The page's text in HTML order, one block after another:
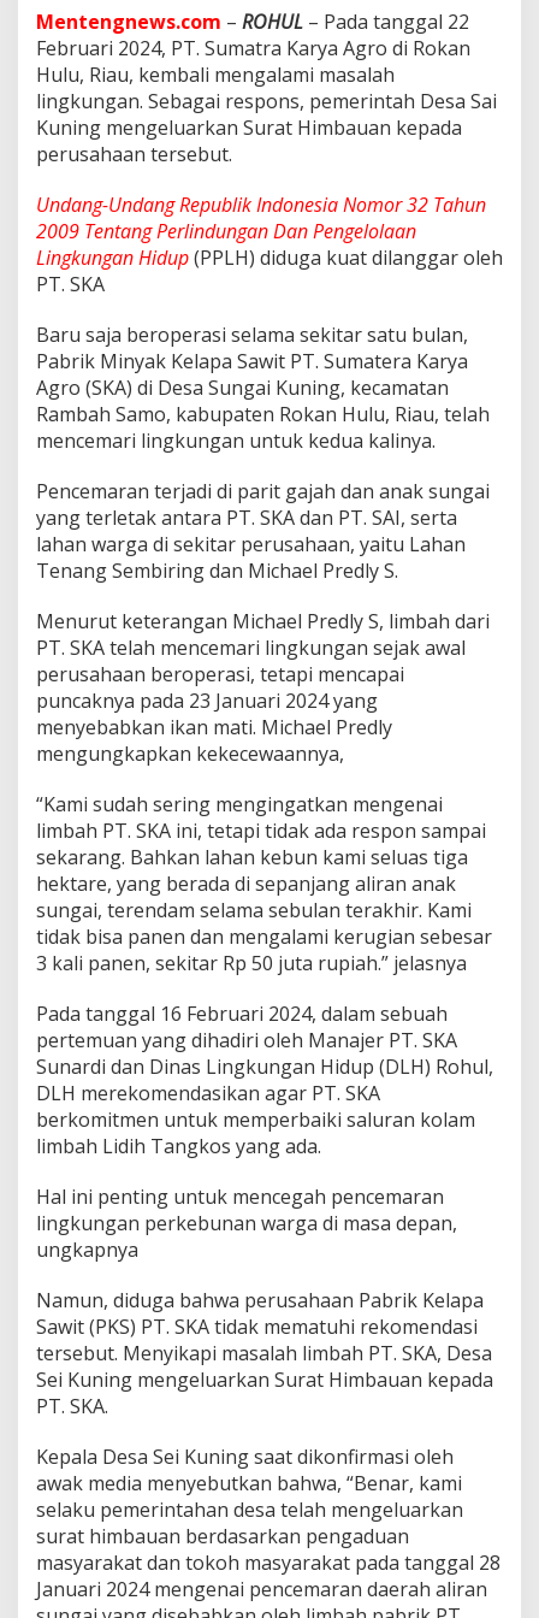
U
U
P
L
H
r
a
L
b
a
h
n
y
a
b
u
a
n
K
e
A
n
a
k
S
u
g
a
i
Mentengnews.com – ROHUL – Pada tanggal 22
Februari 2024, PT. Sumatra Karya Agro di Rokan
Hulu, Riau, kembali mengalami masalah
lingkungan. Sebagai respons, pemerintah Desa Sai
Kuning mengeluarkan Surat Himbauan kepada
perusahaan tersebut.
Undang-Undang Republik Indonesia Nomor 32 Tahun
2009 Tentang Perlindungan Dan Pengelolaan
Lingkungan Hidup(PPLH) diduga kuat dilanggar oleh
PT. SKA
Baru saja beroperasi selama sekitar satu bulan,
Pabrik Minyak Kelapa Sawit PT. Sumatera Karya
Agro (SKA) di Desa Sungai Kuning, kecamatan
Rambah Samo, kabupaten Rokan Hulu, Riau, telah
mencemari lingkungan untuk kedua kalinya.
Pencemaran terjadi di parit gajah dan anak sungai
yang terletak antara PT. SKA dan PT. SAI, serta
lahan warga di sekitar perusahaan, yaitu Lahan
Tenang Sembiring dan Michael Predly S.
Menurut keterangan Michael Predly S, limbah dari
PT. SKA telah mencemari lingkungan sejak awal
perusahaan beroperasi, tetapi mencapai
puncaknya pada 23 Januari 2024 yang
menyebabkan ikan mati. Michael Predly
mengungkapkan kekecewaannya,
“Kami sudah sering mengingatkan mengenai
limbah PT. SKA ini, tetapi tidak ada respon sampai
sekarang. Bahkan lahan kebun kami seluas tiga
hektare, yang berada di sepanjang aliran anak
sungai, terendam selama sebulan terakhir. Kami
tidak bisa panen dan mengalami kerugian sebesar
3 kali panen, sekitar Rp 50 juta rupiah.” jelasnya
Pada tanggal 16 Februari 2024, dalam sebuah
pertemuan yang dihadiri oleh Manajer PT. SKA
Sunardi dan Dinas Lingkungan Hidup (DLH) Rohul,
DLH merekomendasikan agar PT. SKA
berkomitmen untuk memperbaiki saluran kolam
limbah Lidih Tangkos yang ada.
Hal ini penting untuk mencegah pencemaran
lingkungan perkebunan warga di masa depan,
ungkapnya
Namun, diduga bahwa perusahaan Pabrik Kelapa
Sawit (PKS) PT. SKA tidak mematuhi rekomendasi
tersebut. Menyikapi masalah limbah PT. SKA, Desa
Sei Kuning mengeluarkan Surat Himbauan kepada
PT. SKA.
Kepala Desa Sei Kuning saat dikonfirmasi oleh
awak media menyebutkan bahwa, “Benar, kami
selaku pemerintahan desa telah mengeluarkan
surat himbauan berdasarkan pengaduan
masyarakat dan tokoh masyarakat pada tanggal 28
Januari 2024 mengenai pencemaran daerah aliran